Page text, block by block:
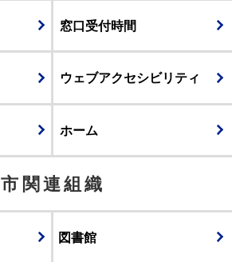
窓口受付時間
ウェブアクセシビリティ
ホーム
市関連組織
図書館